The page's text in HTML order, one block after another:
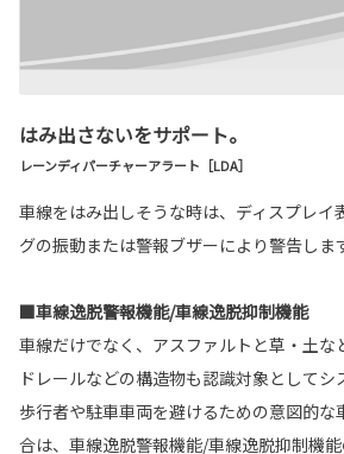
はみ出さないをサポート。
レーンディパーチャーアラート［LDA］
車線をはみ出しそうな時は、ディスプレイ
グの振動または警報ブザーにより警告しま
■車線逸脱警報機能/車線逸脱抑制機能
車線だけでなく、アスファルトと草・土な
ドレールなどの構造物も認識対象としてシ
歩行者や駐車車両を避けるための意図的な
合は、車線逸脱警報機能/車線逸脱抑制機